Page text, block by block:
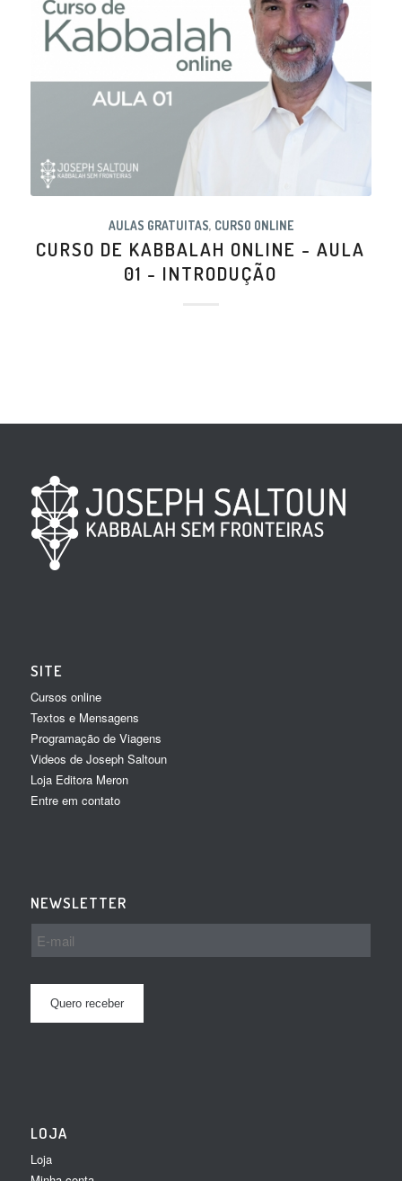
AULAS GRATUITAS, CURSO ONLINE
CURSO DE KABBALAH ONLINE - AULA
01 - INTRODUÇÃO
SITE
Cursos online
Textos e Mensagens
Programação de Viagens
Videos de Joseph Saltoun
Loja Editora Meron
Entre em contato
NEWSLETTER
LOJA
Loja